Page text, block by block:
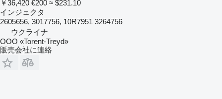
￥36,420 €200 ≈ $231.10
インジェクタ
2605656, 3017756, 10R7951 3264756
ウクライナ
OOO «Torent-Treyd»
販売会社に連絡